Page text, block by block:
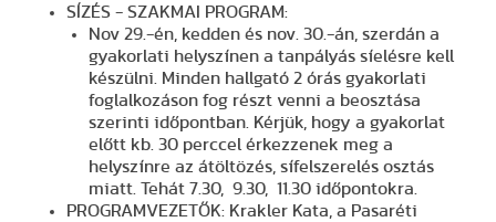
SÍZÉS - SZAKMAI PROGRAM:
Nov 29.-én, kedden és nov. 30.-án, szerdán a
gyakorlati helyszínen a tanpályás síelésre kell
készülni. Minden hallgató 2 órás gyakorlati
foglalkozáson fog részt venni a beosztása
szerinti időpontban. Kérjük, hogy a gyakorlat
előtt kb. 30 perccel érkezzenek meg a
helyszínre az átöltözés, sífelszerelés osztás
miatt. Tehát 7.30, 9.30, 11.30 időpontokra.
PROGRAMVEZETŐK: Krakler Kata, a Pasaréti